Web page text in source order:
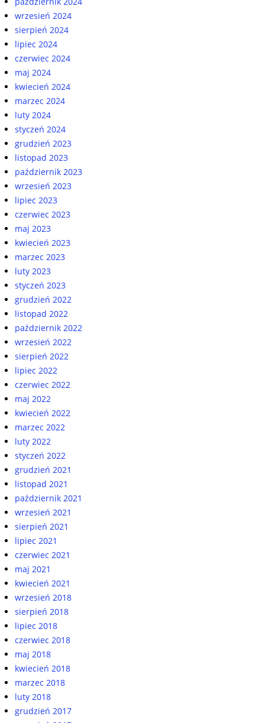
wrzesień 2024
sierpień 2024
lipiec 2024
czerwiec 2024
maj 2024
kwiecień 2024
marzec 2024
luty 2024
styczeń 2024
grudzień 2023
listopad 2023
październik 2023
wrzesień 2023
lipiec 2023
czerwiec 2023
maj 2023
kwiecień 2023
marzec 2023
luty 2023
styczeń 2023
grudzień 2022
listopad 2022
październik 2022
wrzesień 2022
sierpień 2022
lipiec 2022
czerwiec 2022
maj 2022
kwiecień 2022
marzec 2022
luty 2022
styczeń 2022
grudzień 2021
listopad 2021
październik 2021
wrzesień 2021
sierpień 2021
lipiec 2021
czerwiec 2021
maj 2021
kwiecień 2021
wrzesień 2018
sierpień 2018
lipiec 2018
czerwiec 2018
maj 2018
kwiecień 2018
marzec 2018
luty 2018
grudzień 2017